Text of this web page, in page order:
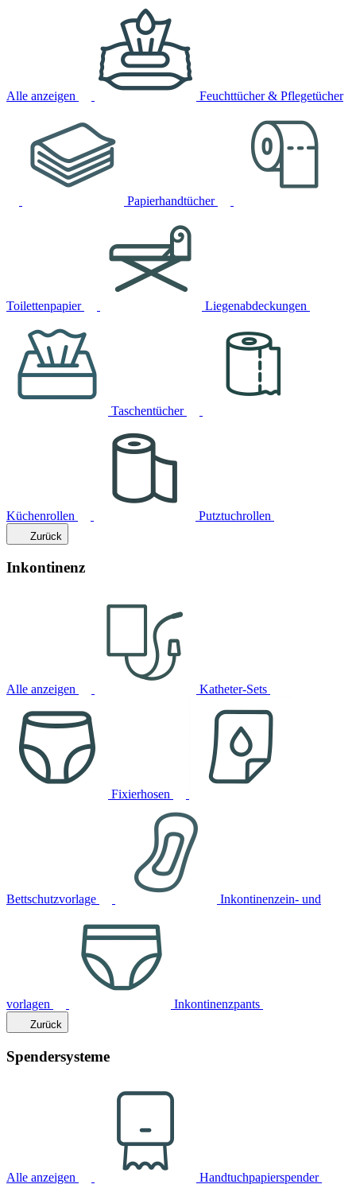
Alle anzeigen Feuchttücher & Pflegetücher
Papierhandtücher
Toilettenpapier Liegenabdeckungen
Taschentücher
Küchenrollen Putztuchrollen
Zurück
Inkontinenz
Alle anzeigen Katheter-Sets
Fixierhosen
Bettschutzvorlage Inkontinenzein- und
vorlagen Inkontinenzpants
Zurück
Spendersysteme
Alle anzeigen Handtuchpapierspender